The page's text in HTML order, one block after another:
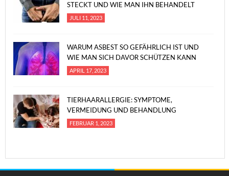
STECKT UND WIE MAN IHN BEHANDELT
JULI 11, 2023
WARUM ASBEST SO GEFÄHRLICH IST UND
WIE MAN SICH DAVOR SCHÜTZEN KANN
APRIL 17, 2023
TIERHAARALLERGIE: SYMPTOME,
VERMEIDUNG UND BEHANDLUNG
FEBRUAR 1, 2023